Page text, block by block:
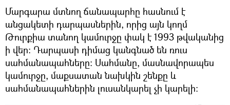
Մարգարա մտնող ճանապարհը հասնում է
անցակետի դարպասներին, որից այն կողմ
Թուրքիա տանող կամուրջը փակ է 1993 թվականից
ի վեր։ Դարպասի դիմաց կանգնած են ռուս
սահմանապահները։ Սահմանը, մասնավորապես
կամուրջը, մաքսատան նախկին շենքը և
սահմանապահներին լուսանկարել չի կարելի։